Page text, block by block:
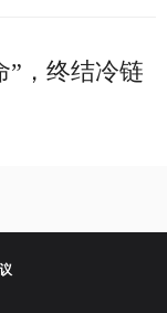
”，终结冷链